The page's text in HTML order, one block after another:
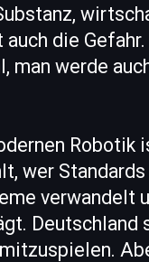
auch die
man werde
wer
verwandelt
Deutschland